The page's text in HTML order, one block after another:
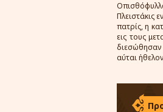
Πλειστάκις
πατρίς, η
εις τους
διεσώθησαν
αύται